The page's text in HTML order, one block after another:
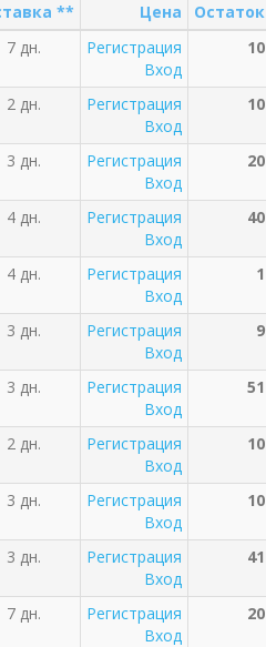
** Цена Остаток
7 дн.
Регистрация
Вход
10
2 дн.
Регистрация
Вход
10
3 дн.
Регистрация
Вход
20
4 дн.
Регистрация
Вход
40
4 дн.
Регистрация
Вход
1
3 дн.
Регистрация
Вход
9
3 дн.
Регистрация
Вход
51
2 дн.
Регистрация
Вход
10
3 дн.
Регистрация
Вход
10
3 дн.
Регистрация
Вход
41
7 дн.
Регистрация
Вход
20